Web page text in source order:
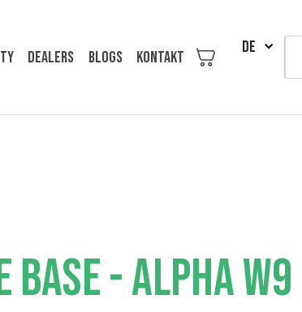
Dealers Blogs KONTAKT
DE
- Alpha W9